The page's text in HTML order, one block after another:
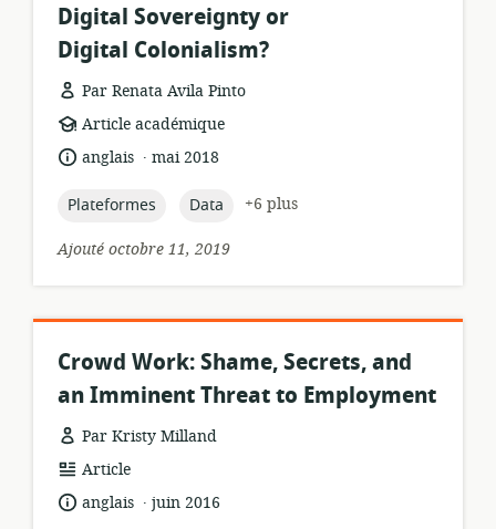
Digital Sovereignty or
Digital Colonialism?
Par Renata Avila Pinto
Format
ressource:
Article académique
langue:
anglais .
date
publication:
mai 2018
topic:
Plateformes topic:
Data
+6 plus
Ajouté octobre 11, 2019
Crowd Work: Shame, Secrets, and
an Imminent Threat to Employment
Par Kristy Milland
Format
ressource:
Article
langue:
anglais .
datejuin 2016